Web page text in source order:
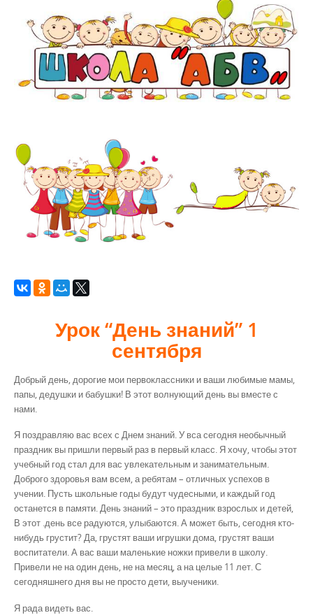
Урок “День знаний” 1
сентября
Добрый день, дорогие мои первоклассники и ваши любимые мамы,
папы, дедушки и бабушки! В этот волнующий день вы вместе с
нами.
Я поздравляю вас всех с Днем знаний. У вса сегодня необычный
праздник вы пришли первый раз в первый класс. Я хочу, чтобы этот
учебный год стал для вас увлекательным и занимательным.
Доброго здоровья вам всем, а ребятам – отличных успехов в
учении. Пусть школьные годы будут чудесными, и каждый год
останется в памяти. День знаний – это праздник взрослых и детей,
В этот .день все радуются, улыбаются. А может быть, сегодня кто-
нибудь грустит? Да, грустят ваши игрушки дома, грустят ваши
воспитатели. А вас ваши маленькие ножки привели в школу.
Привели не на один день, не на месяц, а на целые 11 лет. С
сегодняшнего дня вы не просто дети, выученики.
Я рада видеть вас.